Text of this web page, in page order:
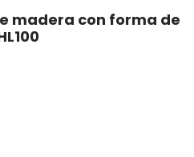
madera con forma de